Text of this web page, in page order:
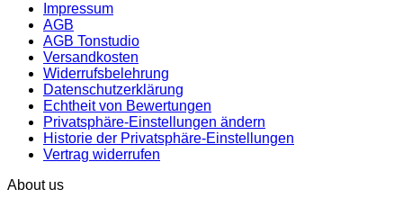
Impressum
AGB
AGB Tonstudio
Versandkosten
Widerrufsbelehrung
Datenschutzerklärung
Echtheit von Bewertungen
Privatsphäre-Einstellungen ändern
Historie der Privatsphäre-Einstellungen
Vertrag widerrufen
About us